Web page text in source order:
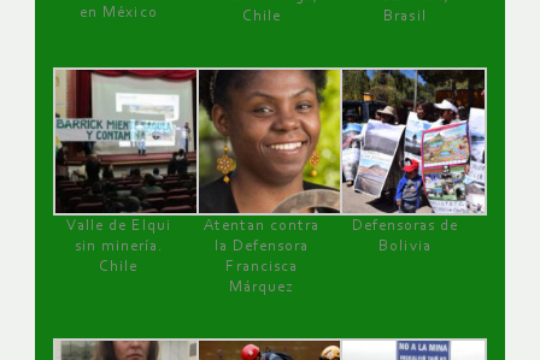
en México
Chile
Brasil
Valle de Elqui
sin minería.
Chile
Atentan contra
la Defensora
Francisca
Márquez
Defensoras de
Bolivia